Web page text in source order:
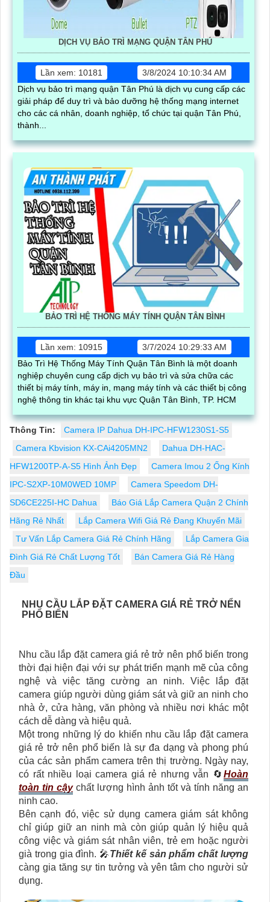
DỊCH VỤ BẢO TRÌ MẠNG QUẬN TÂN PHÚ
Lần xem: 10181
3/8/2024 10:10:34 AM
Dịch vụ bảo trì mạng quận Tân Phú là dịch vụ cung cấp các
giải pháp để duy trì và bảo dưỡng hệ thống mạng internet
cho các cá nhân, doanh nghiệp, tổ chức tại quận Tân Phú,
thành...
BẢO TRÌ HỆ THỐNG MÁY TÍNH QUẬN TÂN BÌNH
Lần xem: 10915
3/7/2024 10:29:33 AM
Bảo Trì Hệ Thống Máy Tính Quận Tân Bình là một doanh
nghiệp chuyên cung cấp dịch vụ bảo trì và sửa chữa các
thiết bị máy tính, máy in, mạng máy tính và các thiết bị công
nghệ thông tin khác tại khu vực Quận Tân Bình, TP. HCM
Thông Tin:
Camera IP Dahua DH-IPC-HFW1230S1-S5
Camera Kbvision KX-CAi4205MN2
Dahua DH-HAC-
HFW1200TP-A-S5 Hình Ảnh Đẹp
Camera Imou 2 Ống Kính
IPC-S2XP-10M0WED 10MP
Camera Speedom DH-
SD6CE225I-HC Dahua
Báo Giá Lắp Camera Quận 2 Chính
Hãng Rẻ Nhất
Lắp Camera Wifi Giá Rẻ Đang Khuyến Mãi
Tư Vấn Lắp Camera Giá Rẻ Chính Hãng
Lắp Camera Gia
Đình Giá Rẻ Chất Lượng Tốt
Bán Camera Giá Rẻ Hàng
Đầu
NHU CẦU LẮP ĐẶT CAMERA GIÁ RẺ TRỞ NỂN
PHỔ BIẾN
Nhu cầu lắp đặt camera giá rẻ trở nên phổ biến trong
thời đại hiện đại với sự phát triển mạnh mẽ của công
nghệ và việc tăng cường an ninh. Việc lắp đặt
camera giúp người dùng giám sát và giữ an ninh cho
nhà ở, cửa hàng, văn phòng và nhiều nơi khác một
cách dễ dàng và hiệu quả.
Một trong những lý do khiến nhu cầu lắp đặt camera
giá rẻ trở nên phổ biến là sự đa dạng và phong phú
của các sản phẩm camera trên thị trường. Ngày nay,
có rất nhiều loại camera giá rẻ nhưng vẫn 🔄 Hoàn
toàn tin cậychất lượng hình ảnh tốt và tính năng an
ninh cao.
Bên cạnh đó, việc sử dụng camera giám sát không
chỉ giúp giữ an ninh mà còn giúp quản lý hiệu quả
công việc và giám sát nhân viên, trẻ em hoặc người
già trong gia đình. 🎤Thiết kế sản phẩm chất lượng
càng gia tăng sự tin tưởng và yên tâm cho người sử
dụng.